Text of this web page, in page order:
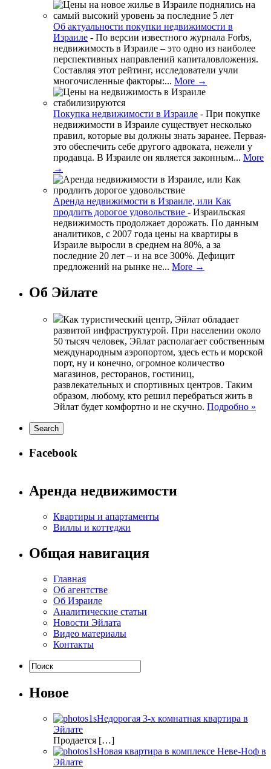
Об актуальности покупки недвижимости в
Израиле - По версии известного журнала Forbs,
недвижимость в Израиле – это одно из наиболее
перспективных направлений капиталовложения.
Составляя этот рейтинг, исследователи учли
многочисленные факторы:... More →
Покупка недвижимости в Израиле - При покупке
недвижимости в Израиле существует несколько
правил, которые вы должны знать заранее. Первая-
это обеспечить себе другого адвоката, нежели у
продавца. В Израиле он является законным... More
→
Аренда недвижимости в Израиле, или Как
продлить дорогое удовольствие - Израильская
недвижимость продолжает дорожать. По данным
аналитиков, с 2007 года цены на квартиры в
Израиле выросли в среднем на 80%, а за
последние 20 лет – и на все 300%. Дефицит
предложений на рынке не... More →
Об Эйлате
Как туристический центр, Эйлат обладает
развитой инфраструктурой. При населении около
50 тысяч человек, Эйлат располагает собственным
международным аэропортом, здесь есть и морской
порт, ну и конечно, огромное количество
магазинов, ресторанов, гостиниц,
развлекательных и спортивных центров. Таким
образом, любому, кто решил перебраться жить в
Эйлат будет комфортно и не скучно. Подробно »
Facebook
Аренда недвижимости
Квартиры и апартаменты
Виллы и коттеджи
Общая навигация
Главная
Об агентстве
Об Израиле
Аналитические статьи
Новости Эйлата
Видео материалы
Контакты
Новое
Недорогая 3-х комнатная квартира в
Эйлате
Продается […]
Новая квартира в комплексе Неве-Ноф в
Эйлате